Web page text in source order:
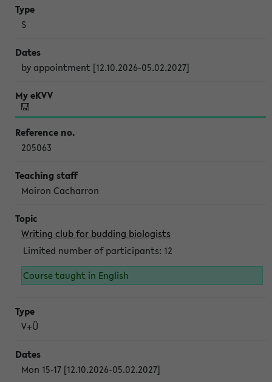
S
by appointment [12.10.2026-05.02.2027]
205063
Moiron Cacharron
Writing club for budding biologists
Limited number of participants: 12
Course taught in English
V+Ü
Mon 15-17 [12.10.2026-05.02.2027]